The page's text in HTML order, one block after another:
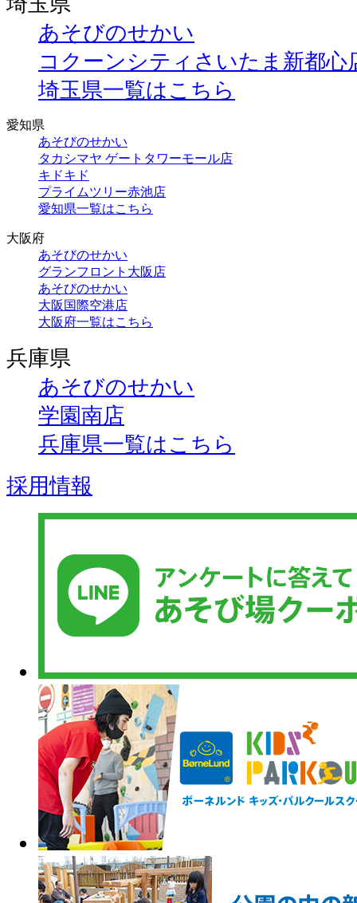
あそびのせかい
コクーンシティさいたま新都心
埼玉県一覧はこちら
愛知県
あそびのせかい
タカシマヤ ゲートタワーモール店
キドキド
プライムツリー赤池店
愛知県一覧はこちら
大阪府
あそびのせかい
グランフロント大阪店
あそびのせかい
大阪国際空港店
大阪府一覧はこちら
兵庫県
あそびのせかい
学園南店
兵庫県一覧はこちら
採用情報